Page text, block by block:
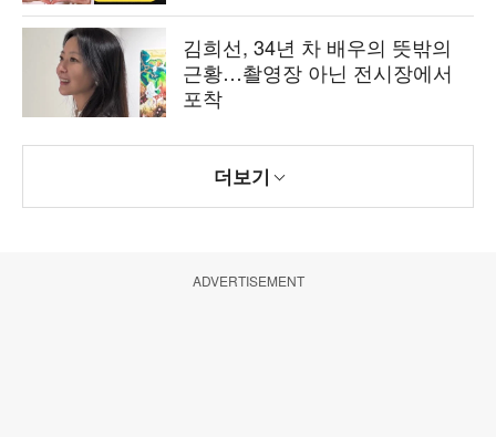
김희선, 34년 차 배우의 뜻밖의
근황…촬영장 아닌 전시장에서
포착
더보기
ADVERTISEMENT